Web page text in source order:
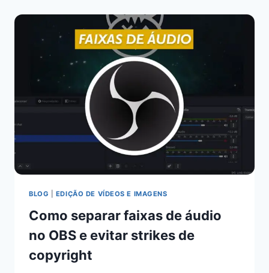
BLOG EDIÇÃO DE VÍDEOS E IMAGENS
Como separar faixas de áudio
no OBS e evitar strikes de
copyright